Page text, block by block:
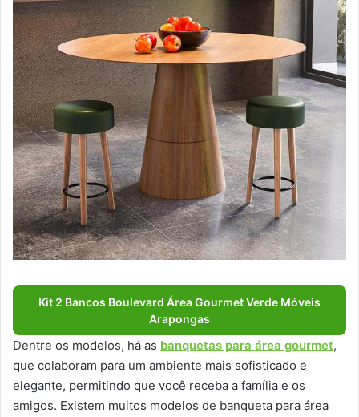
Kit 2 Bancos Boulevard Área Gourmet Verde Móveis
Arapongas
Dentre os modelos, há as banquetas para área gourmet,
que colaboram para um ambiente mais sofisticado e
elegante, permitindo que você receba a família e os
amigos. Existem muitos modelos de banqueta para área